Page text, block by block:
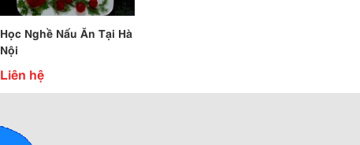
Học Nghề Nấu Ăn Tại Hà
Nội
Liên hệ